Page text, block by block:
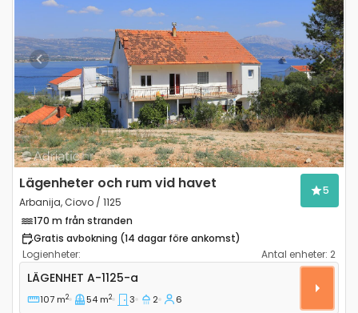
Previous Next
Lägenheter och rum vid havet
Arbanija, Ciovo / 1125
5
170 m från stranden
Gratis avbokning (14 dagar före ankomst)
Logienheter:
Antal enheter: 2
Trerumslägenhet Arbanija, Ciovo A-1125-a
LÄGENHET A-1125-a
107 m2 54 m2 3 2 6